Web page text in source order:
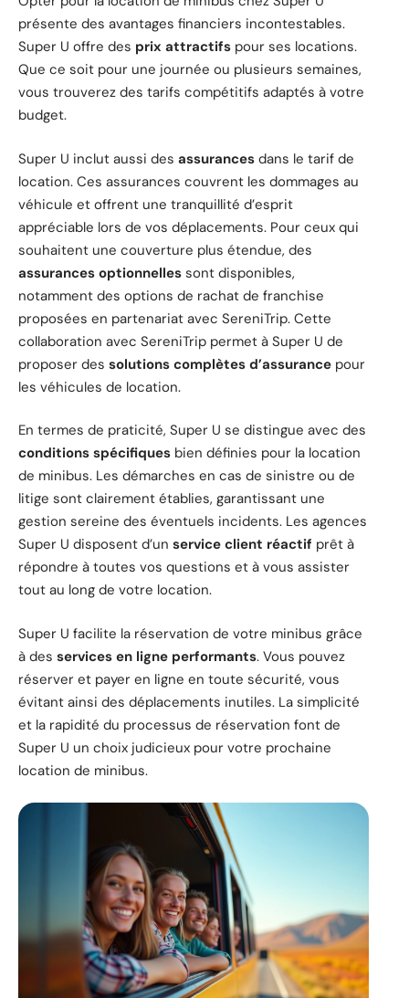
présente des avantages financiers incontestables.
Super U offre des prix attractifs pour ses locations.
Que ce soit pour une journée ou plusieurs semaines,
vous trouverez des tarifs compétitifs adaptés à votre
budget.
Super U inclut aussi des assurances dans le tarif de
location. Ces assurances couvrent les dommages au
véhicule et offrent une tranquillité d’esprit
appréciable lors de vos déplacements. Pour ceux qui
souhaitent une couverture plus étendue, des
assurances optionnelles sont disponibles,
notamment des options de rachat de franchise
proposées en partenariat avec SereniTrip. Cette
collaboration avec SereniTrip permet à Super U de
proposer des solutions complètes d’assurance pour
les véhicules de location.
En termes de praticité, Super U se distingue avec des
conditions spécifiques bien définies pour la location
de minibus. Les démarches en cas de sinistre ou de
litige sont clairement établies, garantissant une
gestion sereine des éventuels incidents. Les agences
Super U disposent d’un service client réactif prêt à
répondre à toutes vos questions et à vous assister
tout au long de votre location.
Super U facilite la réservation de votre minibus grâce
à des services en ligne performants. Vous pouvez
réserver et payer en ligne en toute sécurité, vous
évitant ainsi des déplacements inutiles. La simplicité
et la rapidité du processus de réservation font de
Super U un choix judicieux pour votre prochaine
location de minibus.